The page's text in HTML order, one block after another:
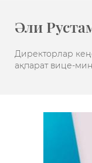
Әли
Директорлар
ақпарат вице-